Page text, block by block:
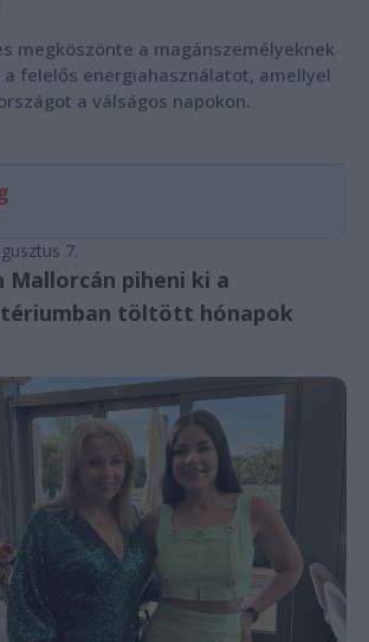
megköszönte a magánszemélyeknek
felelős energiahasználatot, amellyel
a válságos napokon.
7.
Mallorcán piheni ki a
töltött hónapok